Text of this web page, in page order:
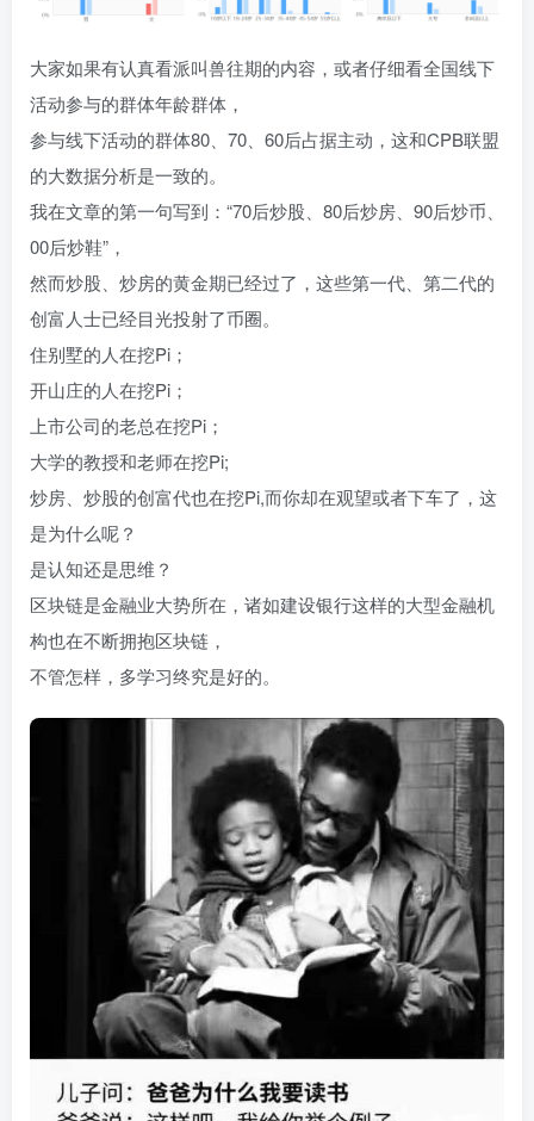
大家如果有认真看派叫兽往期的内容，或者仔细看全国线下
活动参与的群体年龄群体，
参与线下活动的群体80、70、60后占据主动，这和CPB联盟
的大数据分析是一致的。
我在文章的第一句写到：“70后炒股、80后炒房、90后炒币、
00后炒鞋”，
然而炒股、炒房的黄金期已经过了，这些第一代、第二代的
创富人士已经目光投射了币圈。
住别墅的人在挖Pi；
开山庄的人在挖Pi；
上市公司的老总在挖Pi；
大学的教授和老师在挖Pi;
炒房、炒股的创富代也在挖Pi,而你却在观望或者下车了，这
是为什么呢？
是认知还是思维？
区块链是金融业大势所在，诸如建设银行这样的大型金融机
构也在不断拥抱区块链，
不管怎样，多学习终究是好的。